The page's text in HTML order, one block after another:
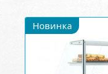
Новинка